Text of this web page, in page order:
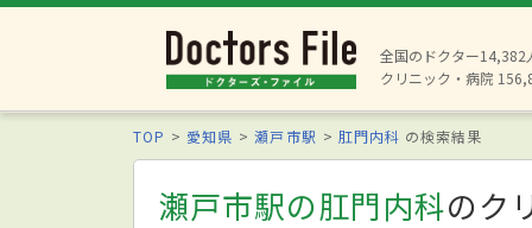
全国のドクター14,382
クリニック・病院
TOP 愛知県 瀬戸市駅 肛門内科 の検索結果
瀬戸市駅の肛門内科のク